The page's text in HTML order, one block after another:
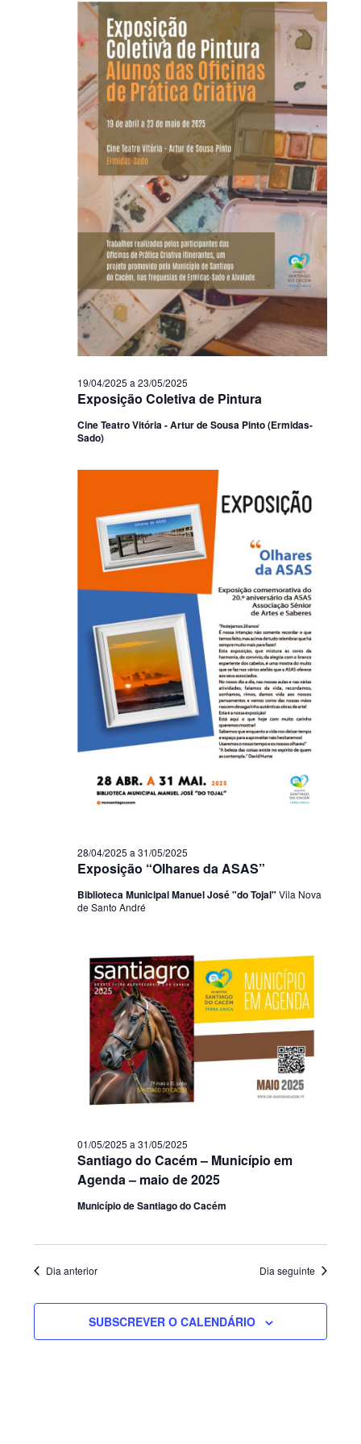
Exposição Coletiva de Pintura
19/04/2025 a 23/05/2025
Cine Teatro Vitória - Artur de Sousa Pinto (Ermidas-
Sado)
Exposição “Olhares da ASAS”
28/04/2025 a 31/05/2025
Biblioteca Municipal Manuel José "do Tojal" Vila Nova
de Santo André
Santiago do Cacém – Município em
Agenda – maio de 2025
01/05/2025 a 31/05/2025
Município de Santiago do Cacém
Dia anterior Dia seguinte
SUBSCREVER O CALENDÁRIO